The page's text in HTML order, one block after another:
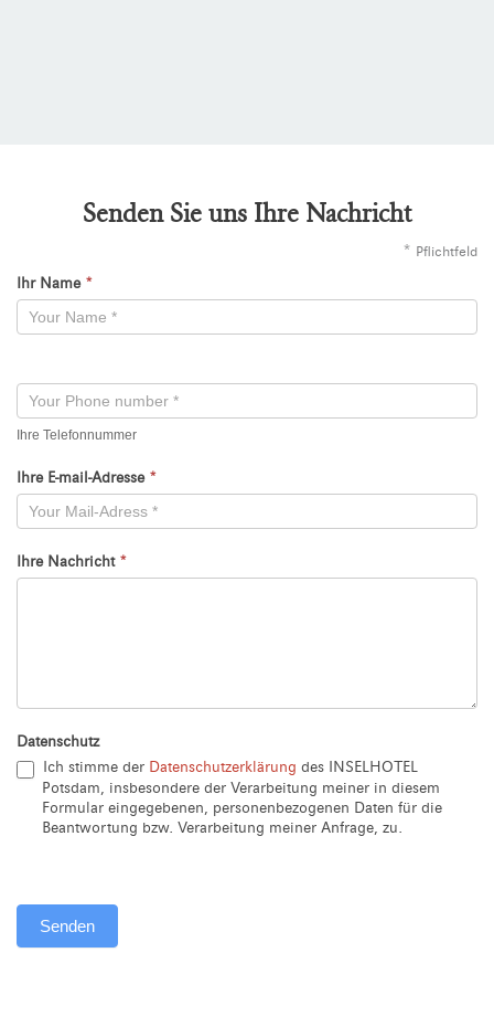
Senden Sie uns Ihre Nachricht
* Pflichtfeld
Kontaktformular
-
Ihr Name *
Ihre Telefonnummer
Ihre E-mail-Adresse *
Ihre Nachricht *
Datenschutz
Ich stimme der Datenschutzerklärung des INSELHOTEL
Potsdam, insbesondere der Verarbeitung meiner in diesem
Formular eingegebenen, personenbezogenen Daten für die
Beantwortung bzw. Verarbeitung meiner Anfrage, zu.
Senden